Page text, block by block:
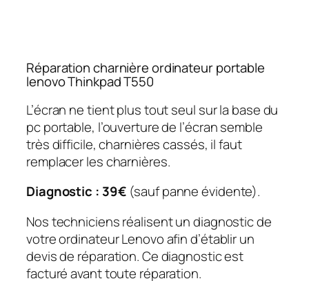
Réparation charnière ordinateur portable
lenovo Thinkpad T550
L’écran ne tient plus tout seul sur la base du
pc portable, l’ouverture de l’écran semble
très difficile, charnières cassés, il faut
remplacer les charnières.
Diagnostic : 39€ (sauf panne évidente).
Nos techniciens réalisent un diagnostic de
votre ordinateur Lenovo afin d’établir un
devis de réparation. Ce diagnostic est
facturé avant toute réparation.